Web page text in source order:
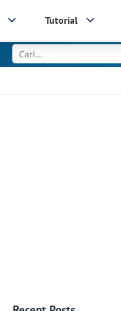
Tutorial